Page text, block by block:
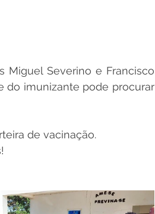
Miguel Severino e Francisco
do imunizante pode procurar
de vacinação.